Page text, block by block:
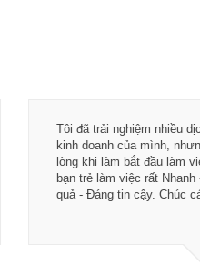
Tôi đã trải nghiệm nhiều
kinh doanh của mình,
lòng khi làm bắt đầu làm
bạn trẻ làm việc rất
quả - Đáng tin cậy. Chúc